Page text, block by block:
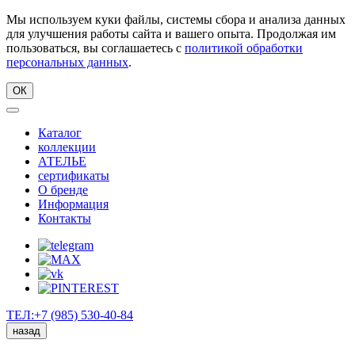
Мы используем куки файлы, системы сбора и анализа данных
для улучшения работы сайта и вашего опыта. Продолжая им
пользоваться, вы соглашаетесь с политикой обработки
персональных данных.
ОК
Каталог
коллекции
АТЕЛЬЕ
сертификаты
О бренде
Информация
Контакты
ТЕЛ:+7 (985) 530-40-84
назад